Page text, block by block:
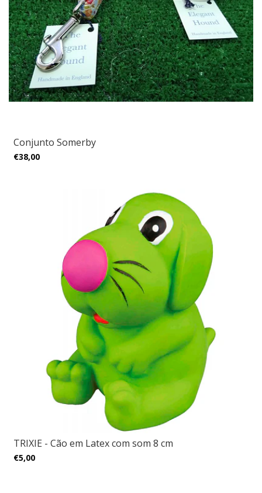
Conjunto Somerby
€38,00
TRIXIE - Cão em Latex com som 8 cm
€5,00